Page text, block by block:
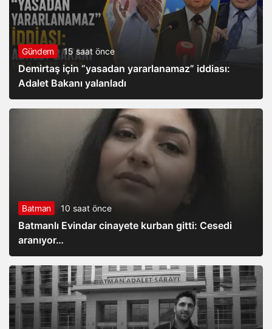
Gündem 15 saat önce
Demirtaş için “yasadan yararlanamaz” iddiası:
Adalet Bakanı yalanladı
Batman 10 saat önce
Batmanlı Evindar cinayete kurban gitti: Cesedi
aranıyor…